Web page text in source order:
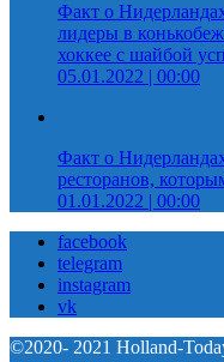
Факт о
лидеры в
хоккее с шайбой
05.01.2022 | 00:00
Факт о
ресторанов,
01.01.2022 | 00:00
facebook
telegram
instagram
vk
©2020- 2021 Holland-